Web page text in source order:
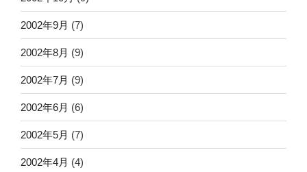
2002年9月 (7)
2002年8月 (9)
2002年7月 (9)
2002年6月 (6)
2002年5月 (7)
2002年4月 (4)